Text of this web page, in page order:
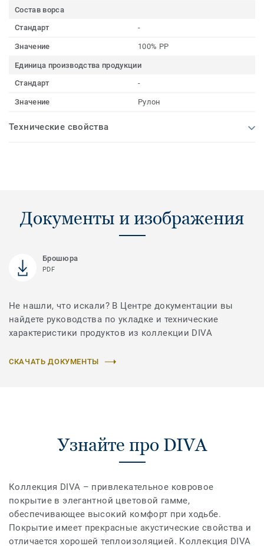
Состав ворса
Стандарт
-
Значение 100% PP
Единица производства продукции
Стандарт
-
Значение Рулон
Технические свойства
Документы и изображения
Брошюра
PDF
Не нашли, что искали? В Центре документации вы
найдете руководства по укладке и технические
характеристики продуктов из коллекции DIVA
СКАЧАТЬ ДОКУМЕНТЫ
Узнайте про DIVA
Коллекция DIVA – привлекательное ковровое
покрытие в элегантной цветовой гамме,
обеспечивающее высокий комфорт при ходьбе.
Покрытие имеет прекрасные акустические свойства и
отличается хорошей теплоизоляцией. Коллекция DIVA